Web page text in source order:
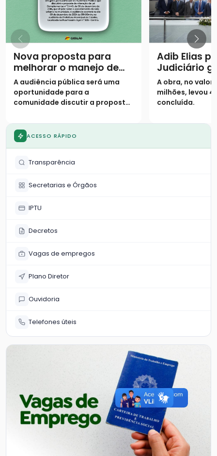
Nova proposta para
melhorar o manejo de
loteamentos fechados
em Catalão será
discutida em audiência
A audiência pública será uma
oportunidade para a
comunidade discutir a proposta
Complementar nº 3.440, de 8 de
dezembro de 2016, que trata do
parcelamento do solo urbano no
Adib Elias
Judiciário
de Catalão
A obra, no valor
milhões, levou 4
concluída.
ACESSO RÁPIDO
Transparência
Secretarias e Órgãos
IPTU
Decretos
Vagas de empregos
Plano Diretor
Ouvidoria
Telefones úteis